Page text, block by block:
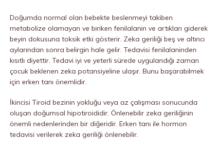
Doğumda normal olan bebekte beslenmeyi takiben
metabolize olamayan ve biriken fenilalanin ve artıkları giderek
beyin dokusuna toksik etki gösterir. Zeka geriliği beş ve altıncı
aylarından sonra belirgin hale gelir. Tedavisi fenilalaninden
kısıtlı diyettir. Tedavi iyi ve yeterli sürede uygulandığı zaman
çocuk beklenen zeka potansiyeline ulaşır. Bunu başarabilmek
için erken tanı önemlidir.
İkincisi Tiroid bezinin yokluğu veya az çalışması sonucunda
oluşan doğumsal hipotiroididir. Önlenebilir zeka geriliğinin
önemli nedenlerinden bir diğeridir. Erken tanı ile hormon
tedavisi verilerek zeka geriliği önlenebilir.